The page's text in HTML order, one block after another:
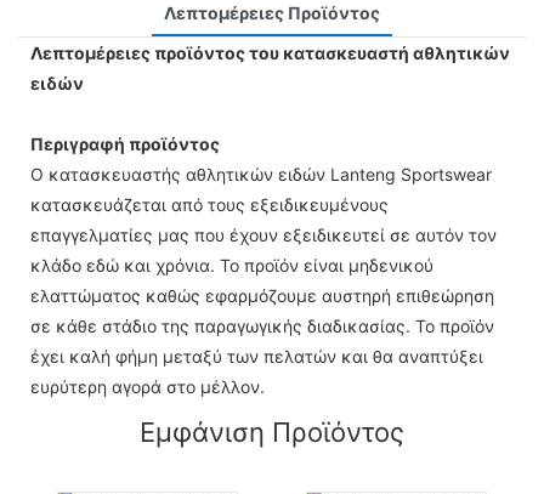
Λεπτομέρειες Προϊόντος
Λεπτομέρειες προϊόντος του κατασκευαστή αθλητικών
ειδών
Περιγραφή προϊόντος
Ο κατασκευαστής αθλητικών ειδών Lanteng Sportswear
κατασκευάζεται από τους εξειδικευμένους
επαγγελματίες μας που έχουν εξειδικευτεί σε αυτόν τον
κλάδο εδώ και χρόνια. Το προϊόν είναι μηδενικού
ελαττώματος καθώς εφαρμόζουμε αυστηρή επιθεώρηση
σε κάθε στάδιο της παραγωγικής διαδικασίας. Το προϊόν
έχει καλή φήμη μεταξύ των πελατών και θα αναπτύξει
ευρύτερη αγορά στο μέλλον.
Εμφάνιση Προϊόντος